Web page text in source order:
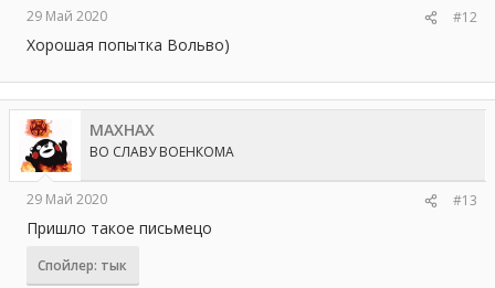
29 Май 2020 #12
Хорошая попытка Вольво)
MAXHAX
ВО СЛАВУ ВОЕНКОМА
29 Май 2020 #13
Пришло такое письмецо
Спойлер: тык